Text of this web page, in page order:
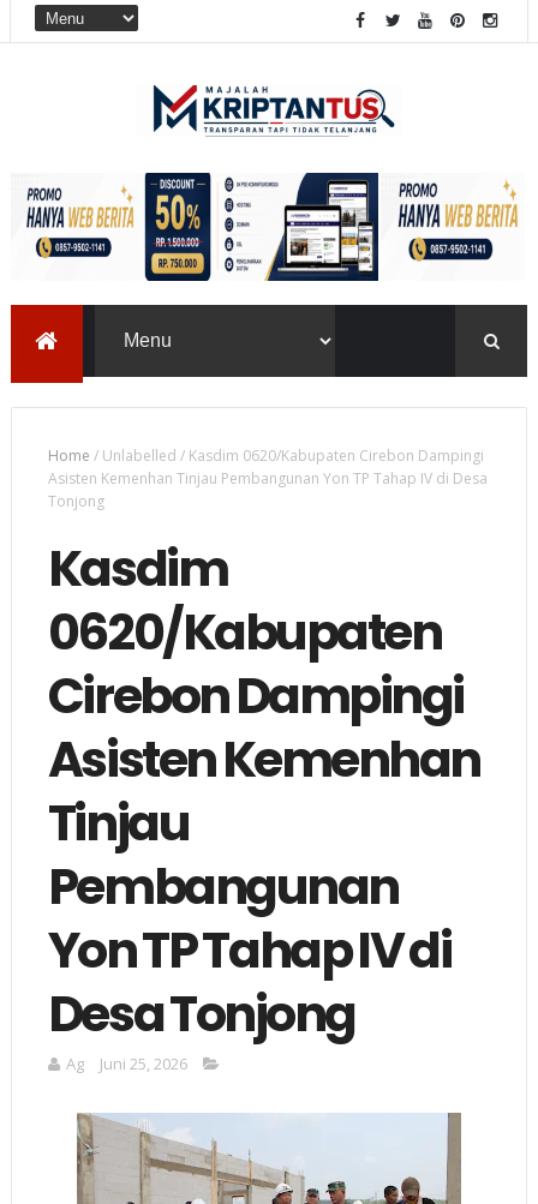
Home /Unlabelled / Kasdim 0620/Kabupaten Cirebon Dampingi
Asisten Kemenhan Tinjau Pembangunan Yon TP Tahap IV di Desa
Tonjong
Kasdim
0620/Kabupaten
Cirebon Dampingi
Asisten Kemenhan
Tinjau
Pembangunan
Yon TP Tahap IV di
Desa Tonjong
Ag Juni 25, 2026